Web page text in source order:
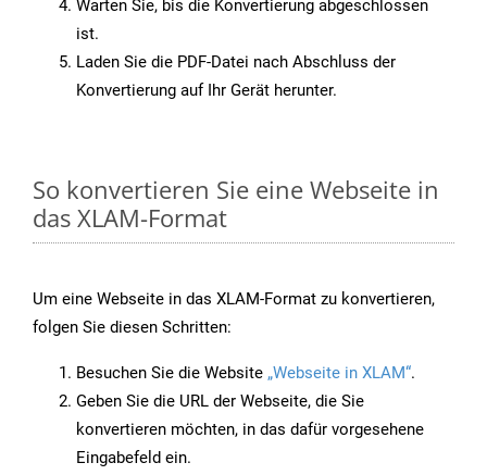
Warten Sie, bis die Konvertierung abgeschlossen
ist.
Laden Sie die PDF-Datei nach Abschluss der
Konvertierung auf Ihr Gerät herunter.
So konvertieren Sie eine Webseite in
das XLAM-Format
Um eine Webseite in das XLAM-Format zu konvertieren,
folgen Sie diesen Schritten:
Besuchen Sie die Website „Webseite in XLAM“.
Geben Sie die URL der Webseite, die Sie
konvertieren möchten, in das dafür vorgesehene
Eingabefeld ein.